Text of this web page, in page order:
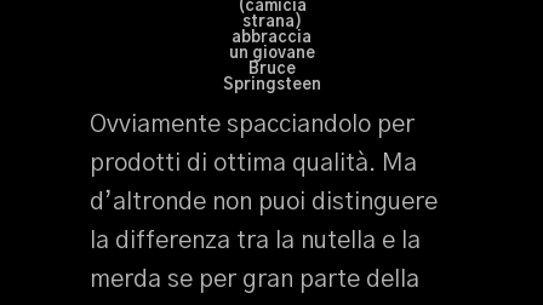
(camicia
strana)
abbraccia
un giovane
Bruce
Springsteen
Ovviamente spacciandolo per
prodotti di ottima qualità. Ma
d’altronde non puoi distinguere
la differenza tra la nutella e la
merda se per gran parte della